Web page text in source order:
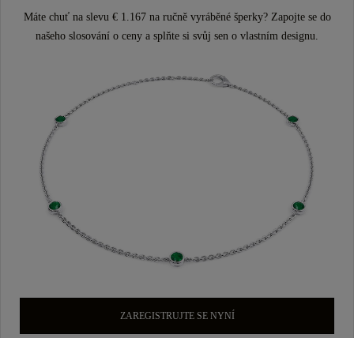
Máte chuť na slevu € 1.167 na ručně vyráběné šperky? Zapojte se do
našeho slosování o ceny a splňte si svůj sen o vlastním designu.
ZAREGISTRUJTE SE NYNÍ